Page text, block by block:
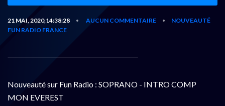
21 MAI, 2020,14:38:28 • AUCUN COMMENTAIRE •
NOUVEAUTÉ
FUN RADIO FRANCE
Nouveauté sur Fun Radio : SOPRANO - INTRO COMP
MON EVEREST